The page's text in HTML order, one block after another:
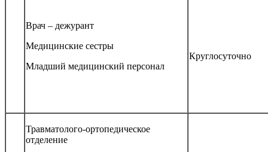
Врач – дежурант
Медицинские сестры
Младший медицинский персонал
Круглосуточно
Травматолого-ортопедическое
отделение